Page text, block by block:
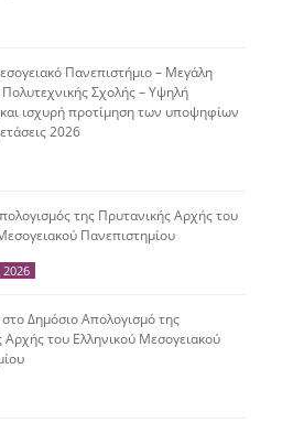
Πανεπιστήμιο – Μεγάλη
Σχολής – Υψηλή
ισχυρή προτίμηση των υποψηφίων
2026
της Πρυτανικής Αρχής του
Πανεπιστημίου
2026
Δημόσιο Απολογισμό της
Αρχής του Ελληνικού Μεσογειακού